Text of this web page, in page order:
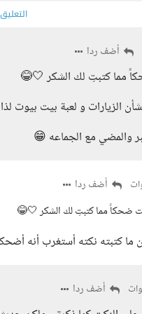
أضف ردا
مما كتبتِ لك الشكر 🤍😂
الزيارات و لعبة بيت بيوت
والمضي مع الجماعه 😁
أضف ردا
ضحكاً مما كتبتِ لك الشكر 🤍😂
ما كتبته نكته أستغرب أنه
أضف ردا